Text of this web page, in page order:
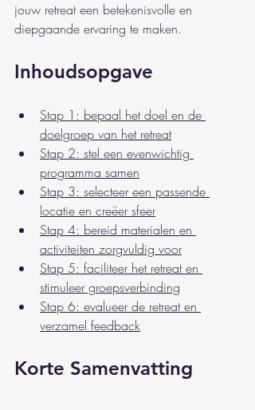
jouw retreat een betekenisvolle en
diepgaande ervaring te maken.
Inhoudsopgave
Stap 1: bepaal het doel en de
doelgroep van het retreat
Stap 2: stel een evenwichtig
programma samen
Stap 3: selecteer een passende
locatie en creëer sfeer
Stap 4: bereid materialen en
activiteiten zorgvuldig voor
Stap 5: faciliteer het retreat en
stimuleer groepsverbinding
Stap 6: evalueer de retreat en
verzamel feedback
Korte Samenvatting